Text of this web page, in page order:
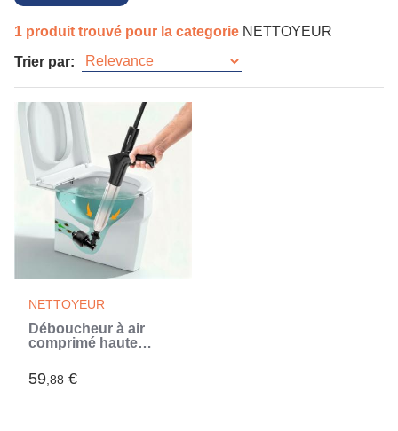
1 produit trouvé pour la categorie NETTOYEUR
Trier par:
NETTOYEUR
Déboucheur à air
comprimé haute
accessoires et
manomètre 5 en 1
59,88 €